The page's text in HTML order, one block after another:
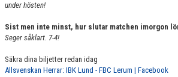
under hösten!
Sist men inte minst, hur slutar matchen imorgon
Seger såklart. 7-4!
Säkra dina biljetter redan idag
Allsvenskan Herrar: IBK Lund - FBC Lerum | Facebook